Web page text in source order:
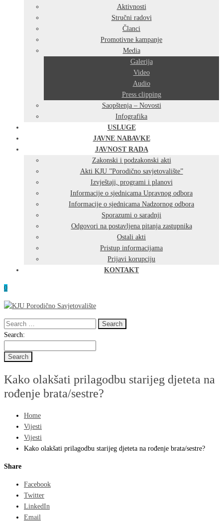
Aktivnosti
Stručni radovi
Članci
Promotivne kampanje
Media
Galerija
Video
Audio
Press clipping
Saopštenja – Novosti
Infografika
USLUGE
JAVNE NABAVKE
JAVNOST RADA
Zakonski i podzakonski akti
Akti KJU ”Porodično savjetovalište”
Izvještaji, programi i planovi
Informacije o sjednicama Upravnog odbora
Informacije o sjednicama Nadzornog odbora
Sporazumi o saradnji
Odgovori na postavljena pitanja zastupnika
Ostali akti
Pristup informacijama
Prijavi korupciju
KONTAKT
0
Search
for:
Search
Search:
Kako olakšati prilagodbu starijeg djeteta na
rođenje brata/sestre?
Home
Vijesti
Vijesti
Kako olakšati prilagodbu starijeg djeteta na rođenje brata/sestre?
Share
Facebook
Twitter
LinkedIn
Email